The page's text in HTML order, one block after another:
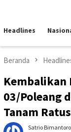
kontenMobile
Headlines
Beranda
Kembalikan
03/Poleang
Tanam
Satrio Bimantoro